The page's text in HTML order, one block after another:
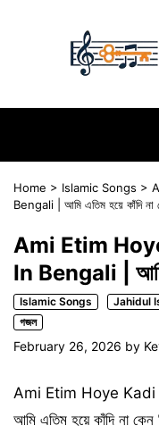
Home > Islamic Songs >
Bengali | আমি এতিম হয়ে কাঁদি না
Ami Etim
In Bengali | আমি
Islamic Songs Jahidul
গজল
February 26, 2026 by
Ami Etim Hoye
আমি এতিম হয়ে কাঁদি না কেন